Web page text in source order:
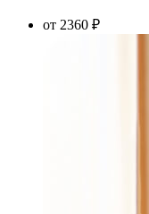
от 2360 ₽